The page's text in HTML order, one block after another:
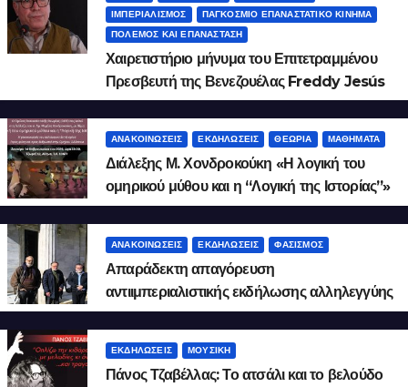
ΙΜΠΕΡΙΑΛΙΣΜΌΣ
ΠΑΓΚΌΣΜΙΟ ΕΠΑΝΑΣΤΑΤΙΚΌ ΚΊΝΗΜΑ
ΠΌΛΕΜΟΣ ΚΑΙ ΕΠΑΝΆΣΤΑΣΗ
Χαιρετιστήριο μήνυμα του Επιτετραμμένου
Πρεσβευτή της Βενεζουέλας Freddy Jesús
Fernández Torres
ΑΝΑΚΟΙΝΏΣΕΙΣ ΕΚΔΗΛΏΣΕΙΣ ΘΕΩΡΊΑ ΜΑΘΉΜΑΤΑ
Διάλεξης Μ. Χονδροκούκη «Η λογική του
ομηρικού μύθου και η “Λογική της Ιστορίας”»
2026.2.9
ΑΝΑΚΟΙΝΏΣΕΙΣ ΕΚΔΗΛΏΣΕΙΣ ΦΑΣΙΣΜΌΣ
Απαράδεκτη απαγόρευση
αντιιμπεριαλιστικής εκδήλωσης αλληλεγγύης
στο Ιράν!
ΕΚΔΗΛΏΣΕΙΣ ΜΟΥΣΙΚΉ
Πάνος Τζαβέλλας: Το ατσάλι και το βελούδο